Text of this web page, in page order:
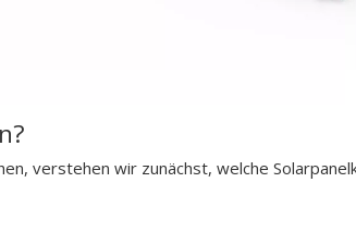
verstehen wir zunächst, welche